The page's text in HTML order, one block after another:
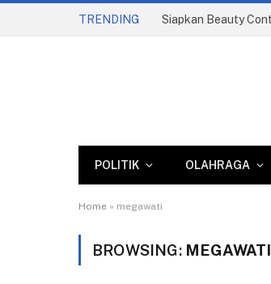
TRENDING
POLITIK OLAHRAGA
Home » megawati
BROWSING: MEGAWATI